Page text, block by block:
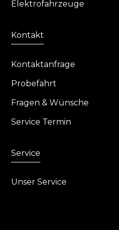
Elektrofahrzeuge
Kontakt
Kontaktanfrage
Probefahrt
Fragen & Wünsche
Service Termin
Service
Unser Service